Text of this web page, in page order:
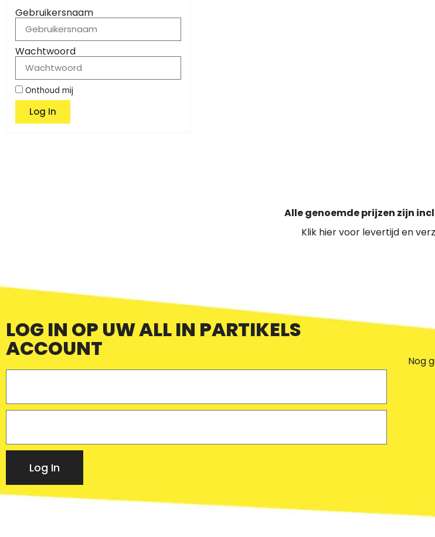
Gebruikersnaam
Wachtwoord
Onthoud mij
Log In
Alle genoemde prijzen zijn
Klik hier voor levertijd en
LOG IN OP UW ALL IN PARTIKELS
ACCOUNT
Log In
Nog